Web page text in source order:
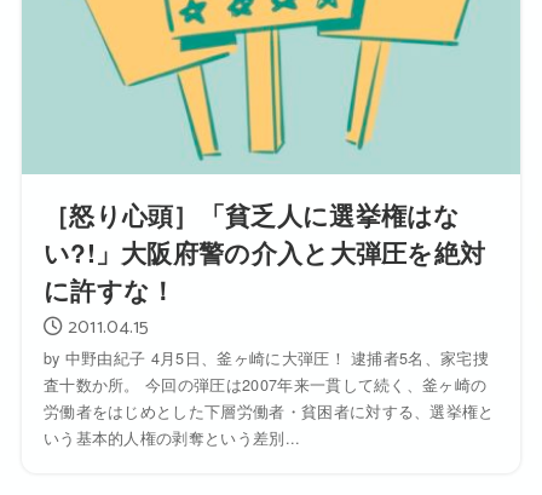
［怒り心頭］「貧乏人に選挙権はな
い?!」大阪府警の介入と大弾圧を絶対
に許すな！
2011.04.15
by 中野由紀子 4月5日、釜ヶ崎に大弾圧！ 逮捕者5名、家宅捜
査十数か所。 今回の弾圧は2007年来一貫して続く、釜ヶ崎の
労働者をはじめとした下層労働者・貧困者に対する、選挙権と
いう基本的人権の剥奪という差別...